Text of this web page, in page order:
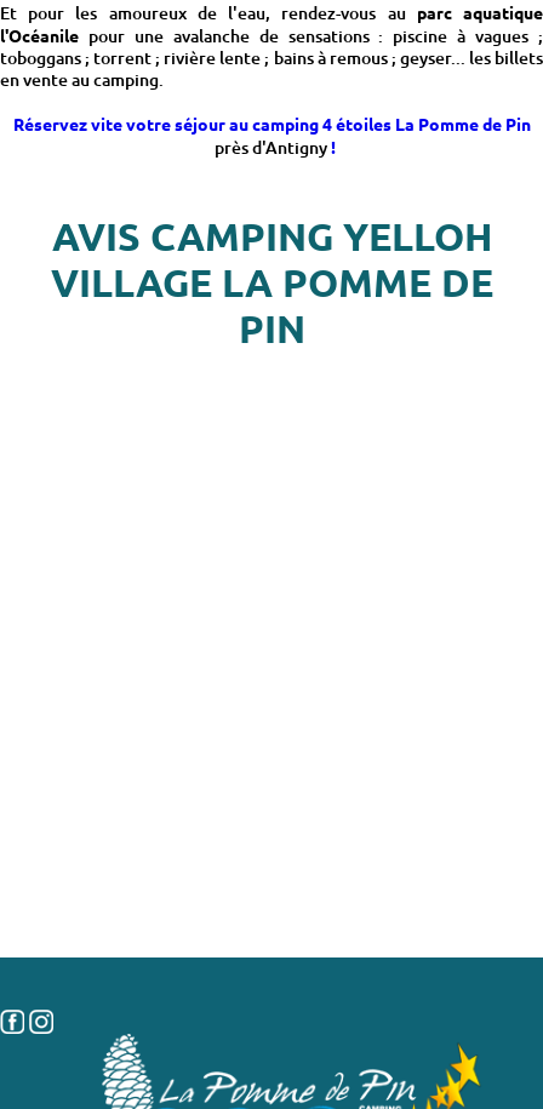
Et pour les amoureux de l'eau, rendez-vous au parc aquatique
l'Océanile pour une avalanche de sensations : piscine à vagues ;
toboggans ; torrent ; rivière lente ; bains à remous ; geyser... les billets
en vente au camping.
Réservez vite votre séjour au camping 4 étoiles La Pomme de Pin
près d'Antigny!
AVIS CAMPING YELLOH
VILLAGE LA POMME DE
PIN